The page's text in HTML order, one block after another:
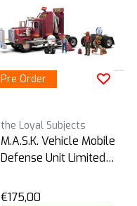
Pre Order
the Loyal Subjects
M.A.S.K. Vehicle Mobile
Defense Unit Limited
€175,00